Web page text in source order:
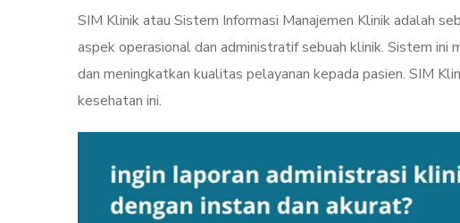
SIM Klinik atau Sistem Informasi Manajemen Klinik adalah
aspek operasional dan administratif sebuah klinik. Sistem
dan meningkatkan kualitas pelayanan kepada pasien. SIM
kesehatan ini.